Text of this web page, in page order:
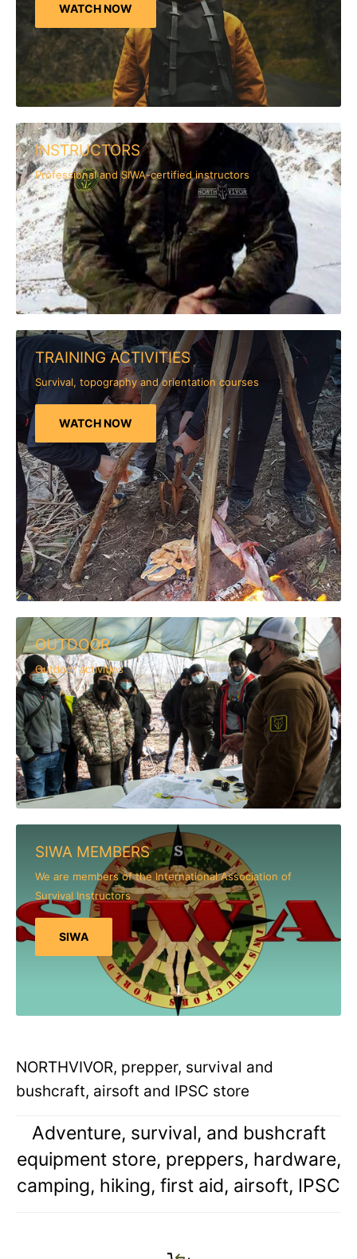
WATCH NOW
INSTRUCTORS
Professional and SIWA-certified instructors
TRAINING ACTIVITIES
Survival, topography and orientation courses
WATCH NOW
OUTDOOR
Outdoor activities
SIWA MEMBERS
We are members of the International Association of
Survival Instructors
SIWA
NORTHVIVOR, prepper, survival and
bushcraft, airsoft and IPSC store
Adventure, survival, and bushcraft
equipment store, preppers, hardware,
camping, hiking, first aid, airsoft, IPSC